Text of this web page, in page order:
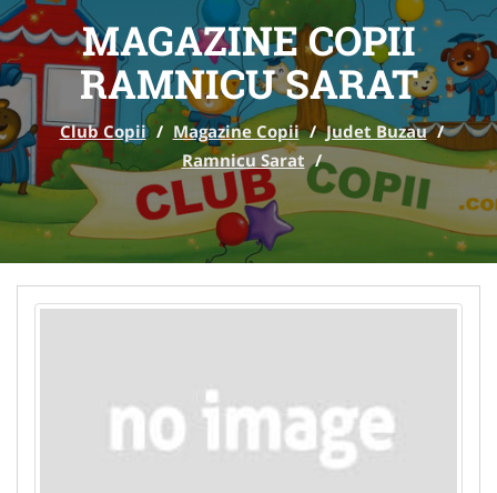
MAGAZINE COPII
RAMNICU SARAT
Club Copii / Magazine Copii / Judet Buzau /
Ramnicu Sarat /